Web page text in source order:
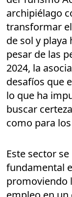
archipiélago
transformar
de sol y playa
pesar de las
2024, la
desafíos que
lo que ha
buscar
como para
Este sector
fundamental
promoviendo